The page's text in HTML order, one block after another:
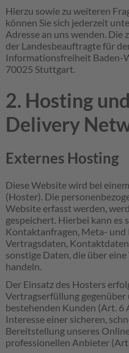
Hierzu sowie zu weiteren
können Sie sich jederzeit
Adresse an uns wenden.
der Landesbeauftragte für
Informationsfreiheit Baden-
70025 Stuttgart.
2. Hosting
Delivery
Externes Hosting
Diese Website wird bei
(Hoster). Die
Website erfasst werden,
gespeichert. Hierbei kann es
Kontaktanfragen, Meta-
Vertragsdaten,
sonstige Daten, die über
handeln.
Der Einsatz des Hosters
Vertragserfüllung
bestehenden Kunden (Art. 6
Interesse einer sicheren,
Bereitstellung unseres
professionellen Anbieter